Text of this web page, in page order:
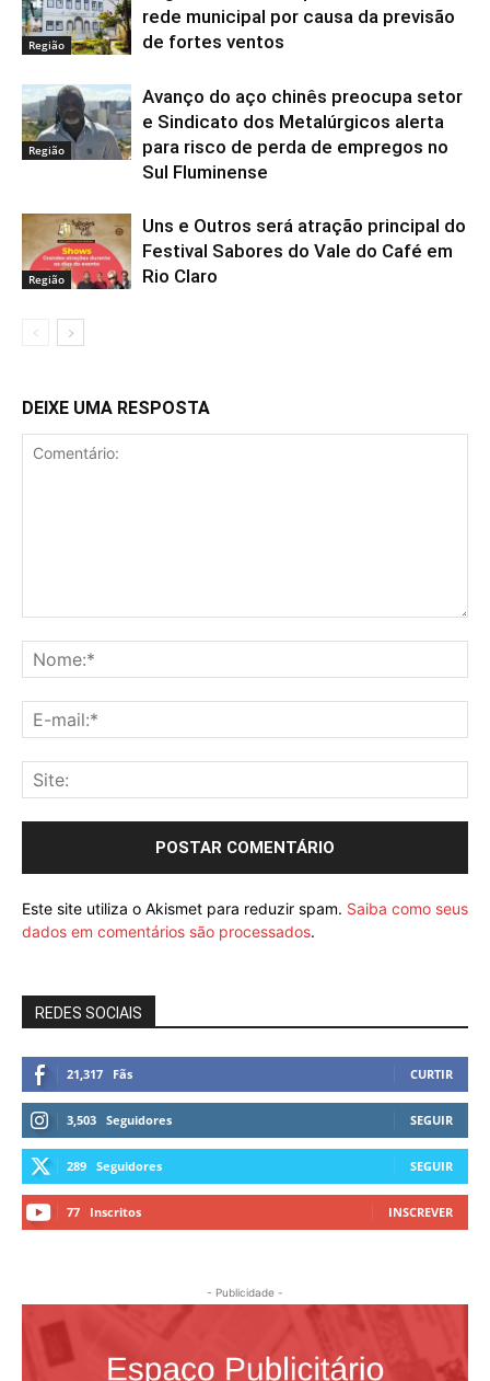
Região
rede municipal por causa da previsão
de fortes ventos
Região
Avanço do aço chinês preocupa setor
e Sindicato dos Metalúrgicos alerta
para risco de perda de empregos no
Sul Fluminense
Região
Uns e Outros será atração principal do
Festival Sabores do Vale do Café em
Rio Claro
DEIXE UMA RESPOSTA
Este site utiliza o Akismet para reduzir spam. Saiba como seus
dados em comentários são processados.
REDES SOCIAIS
21,317 Fãs CURTIR
3,503 Seguidores SEGUIR
289 Seguidores SEGUIR
77 Inscritos INSCREVER
- Publicidade -